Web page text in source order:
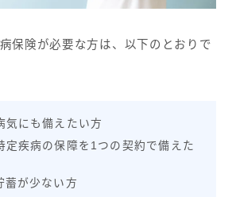
保険が必要な方は、以下のとおりで
気にも備えたい方
定疾病の保障を1つの契約で備えた
蓄が少ない方